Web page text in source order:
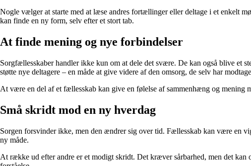
Nogle vælger at starte med at læse andres fortællinger eller deltage i et enkelt
kan finde en ny form, selv efter et stort tab.
At finde mening og nye forbindelser
Sorgfællesskaber handler ikke kun om at dele det svære. De kan også blive et
støtte nye deltagere – en måde at give videre af den omsorg, de selv har
At være en del af et fællesskab kan give en følelse af sammenhæng og mening
Små skridt mod en ny hverdag
Sorgen forsvinder ikke, men den ændrer sig over tid. Fællesskab kan være en
ny måde.
At række ud efter andre er et modigt skridt. Det kræver sårbarhed, men det